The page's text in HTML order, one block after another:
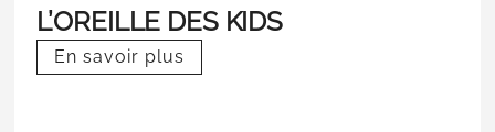
L’OREILLE DES KIDS
En savoir plus